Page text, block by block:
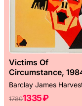
Victims Of
Circumstance,
Barclay James
17801335 ₽